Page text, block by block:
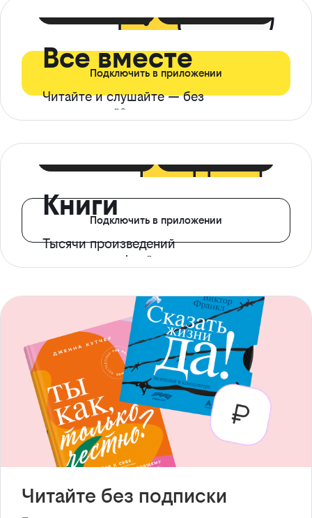
Все вместе
Читайте и слушайте — без
ограничений*
Подключить в приложении
Книги
Тысячи произведений
с доступом офлайн
Подключить в приложении
Читайте без подписки